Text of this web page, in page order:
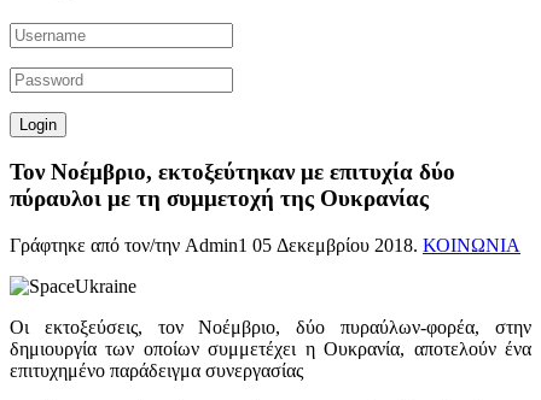
Τον Νοέμβριο, εκτοξεύτηκαν με επιτυχία δύο
πύραυλοι με τη συμμετοχή της Ουκρανίας
Γράφτηκε από τον/την Admin1 05 Δεκεμβρίου 2018. ΚΟΙΝΩΝΙΑ
Οι εκτοξεύσεις, τον Νοέμβριο, δύο πυραύλων-φορέα, στην
δημιουργία των οποίων συμμετέχει η Ουκρανία, αποτελούν ένα
επιτυχημένο παράδειγμα συνεργασίας